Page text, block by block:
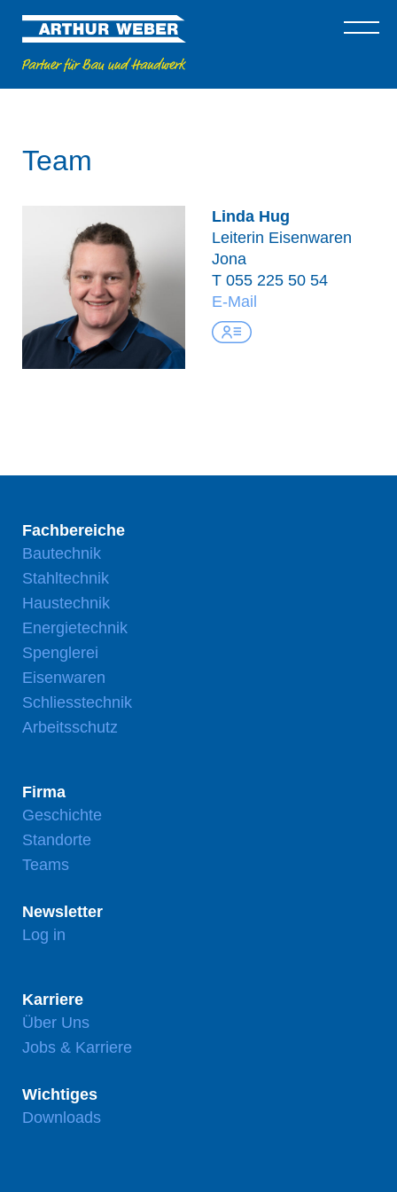
Team
Linda Hug
Leiterin Eisenwaren
Jona
T 055 225 50 54
E-Mail
Fachbereiche
Bautechnik
Stahltechnik
Haustechnik
Energietechnik
Spenglerei
Eisenwaren
Schliesstechnik
Arbeitsschutz
Firma
Geschichte
Standorte
Teams
Newsletter
Log in
Karriere
Über Uns
Jobs & Karriere
Wichtiges
Downloads